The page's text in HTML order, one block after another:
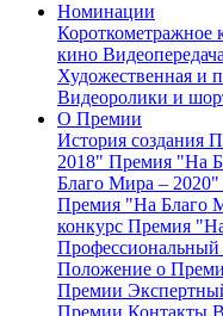
Номинации
Короткометражное
кино
Художественная и
Видеоролики и
О Премии
История создания
2018" Премия "На
Благо Мира – 2020"
Премия "На Благо
конкурс Премия
Профессиональный
Положение о
Премии
Премии Контакты